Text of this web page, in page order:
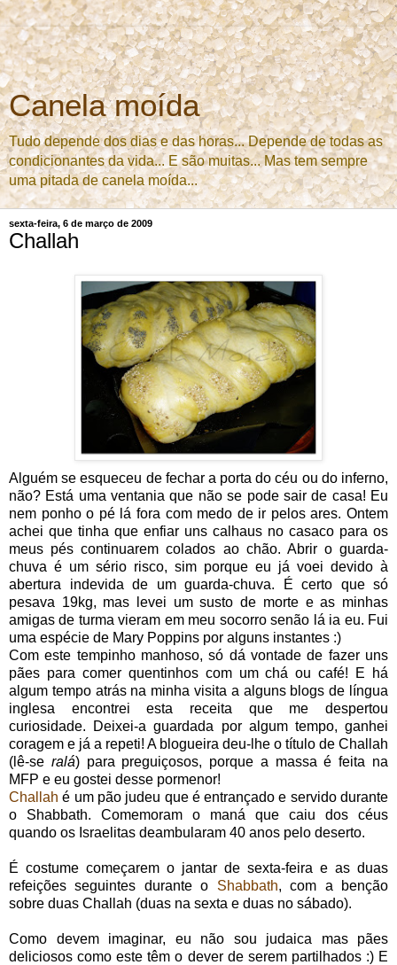
Canela moída
Tudo depende dos dias e das horas... Depende de todas as
condicionantes da vida... E são muitas... Mas tem sempre
uma pitada de canela moída...
sexta-feira, 6 de março de 2009
Challah
Alguém se esqueceu de fechar a porta do céu ou do inferno,
não? Está uma ventania que não se pode sair de casa! Eu
nem ponho o pé lá fora com medo de ir pelos ares. Ontem
achei que tinha que enfiar uns calhaus no casaco para os
meus pés continuarem colados ao chão. Abrir o guarda-
chuva é um sério risco, sim porque eu já voei devido à
abertura indevida de um guarda-chuva. É certo que só
pesava 19kg, mas levei um susto de morte e as minhas
amigas de turma vieram em meu socorro senão lá ia eu. Fui
uma espécie de Mary Poppins por alguns instantes :)
Com este tempinho manhoso, só dá vontade de fazer uns
pães para comer quentinhos com um chá ou café! E há
algum tempo atrás na minha visita a alguns blogs de língua
inglesa encontrei esta receita que me despertou
curiosidade. Deixei-a guardada por algum tempo, ganhei
coragem e já a repeti! A blogueira deu-lhe o título de Challah
(lê-se ralá) para preguiçosos, porque a massa é feita na
MFP e eu gostei desse pormenor!
Challah é um pão judeu que é entrançado e servido durante
o Shabbath. Comemoram o maná que caiu dos céus
quando os Israelitas deambularam 40 anos pelo deserto.
É costume começarem o jantar de sexta-feira e as duas
refeições seguintes durante o Shabbath, com a benção
sobre duas Challah (duas na sexta e duas no sábado).
Como devem imaginar, eu não sou judaica mas pães
deliciosos como este têm o dever de serem partilhados :) E